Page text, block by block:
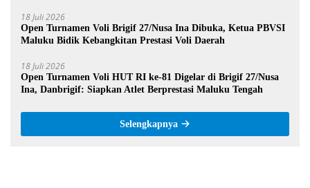
18 Juli 2026
Open Turnamen Voli Brigif 27/Nusa Ina Dibuka, Ketua PBVSI
Maluku Bidik Kebangkitan Prestasi Voli Daerah
18 Juli 2026
Open Turnamen Voli HUT RI ke-81 Digelar di Brigif 27/Nusa
Ina, Danbrigif: Siapkan Atlet Berprestasi Maluku Tengah
Selengkapnya